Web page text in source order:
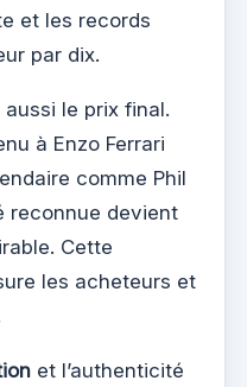
et les records
par dix.
le prix final.
à Enzo Ferrari
comme Phil
reconnue devient
Cette
les acheteurs et
et l’authenticité